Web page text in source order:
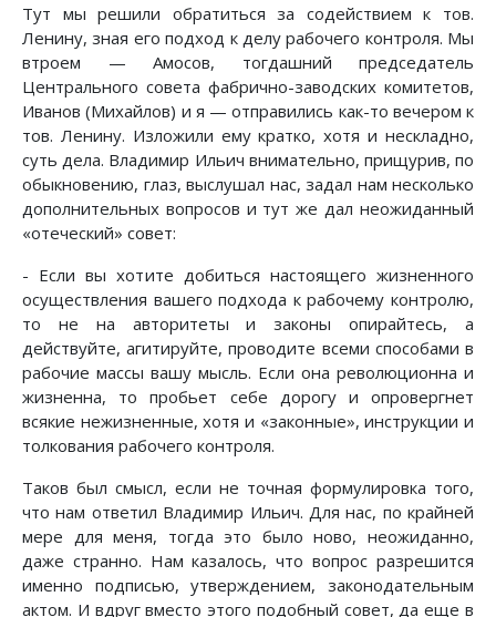
Тут мы решили обратиться за содействием к тов.
Ленину, зная его подход к делу рабочего контроля. Мы
втроем — Амосов, тогдашний председатель
Центрального совета фабрично-заводских комитетов,
Иванов (Михайлов) и я — отправились как-то вечером к
тов. Ленину. Изложили ему кратко, хотя и нескладно,
суть дела. Владимир Ильич внимательно, прищурив, по
обыкновению, глаз, выслушал нас, задал нам несколько
дополнительных вопросов и тут же дал неожиданный
«отеческий» совет:
- Если вы хотите добиться настоящего жизненного
осуществления вашего подхода к рабочему контролю,
то не на авторитеты и законы опирайтесь, а
действуйте, агитируйте, проводите всеми способами в
рабочие массы вашу мысль. Если она революционна и
жизненна, то пробьет себе дорогу и опровергнет
всякие нежизненные, хотя и «законные», инструкции и
толкования рабочего контроля.
Таков был смысл, если не точная формулировка того,
что нам ответил Владимир Ильич. Для нас, по крайней
мере для меня, тогда это было ново, неожиданно,
даже странно. Нам казалось, что вопрос разрешится
именно подписью, утверждением, законодательным
актом. И вдруг вместо этого подобный совет, да еще в